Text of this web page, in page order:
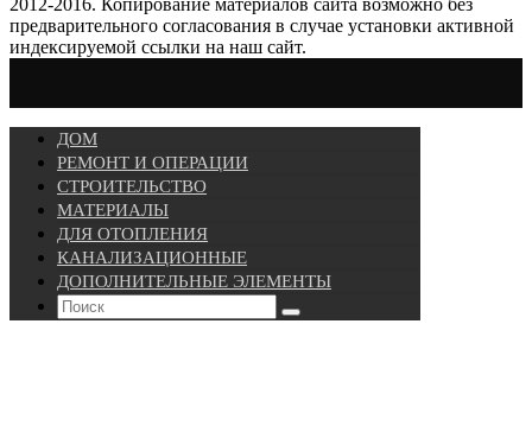
2012-2016. Копирование материалов сайта возможно без
предварительного согласования в случае установки активной
индексируемой ссылки на наш сайт.
ДОМ
РЕМОНТ И ОПЕРАЦИИ
СТРОИТЕЛЬСТВО
МАТЕРИАЛЫ
ДЛЯ ОТОПЛЕНИЯ
КАНАЛИЗАЦИОННЫЕ
ДОПОЛНИТЕЛЬНЫЕ ЭЛЕМЕНТЫ